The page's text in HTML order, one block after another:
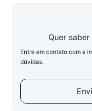
Quer
Entre em contato com a
dúvidas.